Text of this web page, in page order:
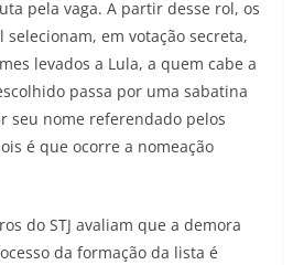
pela vaga. A partir desse rol, os
em votação secreta,
levados a Lula, a quem cabe a
passa por uma sabatina
seu nome referendado pelos
é que ocorre a nomeação
do STJ avaliam que a demora
da formação da lista é